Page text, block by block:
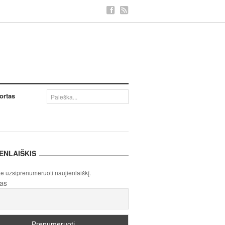
užsiprenumeruoti naujienlaiškį.